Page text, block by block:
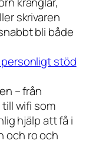
skrivaren
bli både
personligt stöd
– från
wifi som
hjälp att få i
och ro och